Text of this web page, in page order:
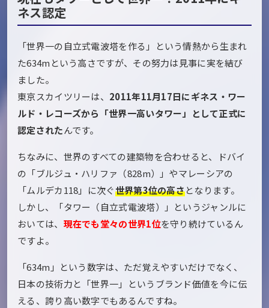
ネス認定
「世界一の自立式電波塔を作る」という情熱から生まれ
た634mという高さですが、その努力は見事に実を結び
ました。
東京スカイツリーは、 2011年11月17日にギネス・ワー
ルド・レコーズから「世界一高いタワー」として正式に
認定されたんです。
ちなみに、世界のすべての建築物を合わせると、ドバイ
の「ブルジュ・ハリファ（828m）」やマレーシアの
「ムルデカ118」に次ぐ世界第3位の高さとなります。
しかし、「タワー（自立式電波塔）」というジャンルに
おいては、 現在でも堂々の世界1位を守り続けているん
ですよ。
「634m」という数字は、ただ覚えやすいだけでなく、
日本の技術力と「世界一」というブランド価値を今に伝
える、誇り高い数字でもあるんですね。